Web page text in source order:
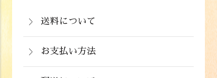
送料について
岡山県：704円(税込)
関西・中国（岡山県除く）・四国・九
州：770円(税込)
お支払い方法
お支払いは、カード決済、代金引換（手